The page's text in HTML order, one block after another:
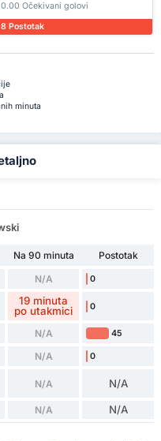
0.00 Očekivani golovi
8 Postotak
minuta
Na 90 minuta
Postotak
N/A 0
19 minuta
po utakmici
0
N/A 45
N/A 0
N/A N/A
N/A N/A